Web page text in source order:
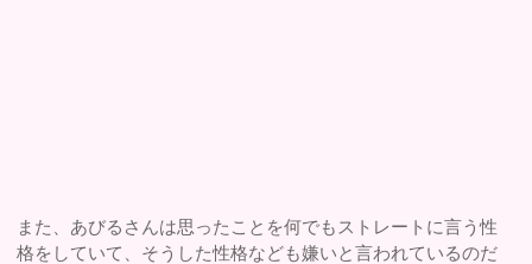
また、あびるさんは思ったことを何でもストレートに言う性
格をしていて、そうした性格なども嫌いと言われているのだ